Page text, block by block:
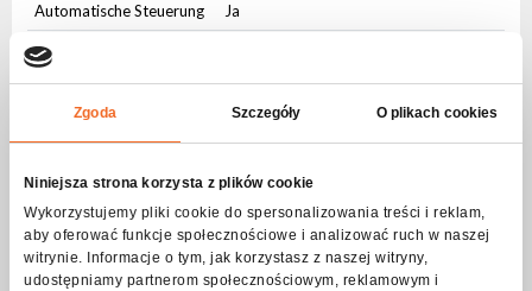
Zgoda Szczegóły O plikach cookies
Niniejsza strona korzysta z plików cookie
Wykorzystujemy pliki cookie do spersonalizowania treści i reklam,
aby oferować funkcje społecznościowe i analizować ruch w naszej
witrynie. Informacje o tym, jak korzystasz z naszej witryny,
udostępniamy partnerom społecznościowym, reklamowym i
Automatische Steuerung
Ja
Master-slave
Schnittstelle Benutzer
Physische Tasten
Ja
LCD Bildschirm
Ja
Anschlüsse
AC IN
PowerCON